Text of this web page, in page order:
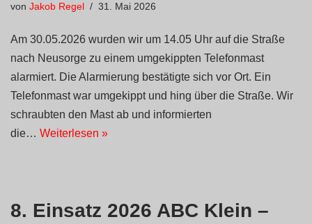
von Jakob Regel 31. Mai 2026
Am 30.05.2026 wurden wir um 14.05 Uhr auf die Straße
nach Neusorge zu einem umgekippten Telefonmast
alarmiert. Die Alarmierung bestätigte sich vor Ort. Ein
Telefonmast war umgekippt und hing über die Straße. Wir
schraubten den Mast ab und informierten
die… Weiterlesen »
8. Einsatz 2026 ABC Klein –